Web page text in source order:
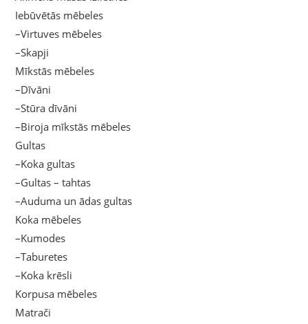
Iebūvētās mēbeles
–Virtuves mēbeles
–Skapji
Mīkstās mēbeles
–Dīvāni
–Stūra dīvāni
–Biroja mīkstās mēbeles
Gultas
–Koka gultas
–Gultas – tahtas
–Auduma un ādas gultas
Koka mēbeles
–Kumodes
–Taburetes
–Koka krēsli
Korpusa mēbeles
Matrači